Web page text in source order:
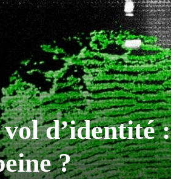
d’identité
?